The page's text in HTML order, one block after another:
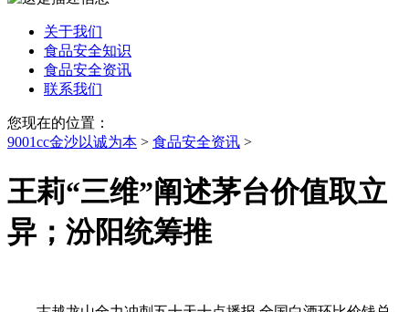
关于我们
食品安全知识
食品安全资讯
联系我们
您现在的位置：
9001cc金沙以诚为本 > 食品安全资讯 >
王莉“三维”阐述茅台价值取立
异；汾阳统筹推